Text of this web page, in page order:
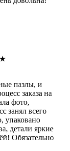
★
пазлы, и
заказа на
фото,
занял всего
упаковано
детали яркие
Обязательно